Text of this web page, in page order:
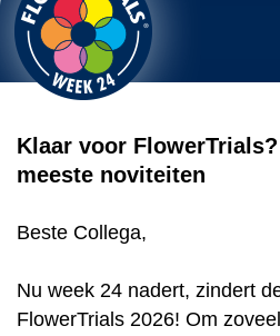
Klaar voor
meeste noviteiten
Beste Collega,
Nu week 24 nadert, zindert
FlowerTrials 2026! Om